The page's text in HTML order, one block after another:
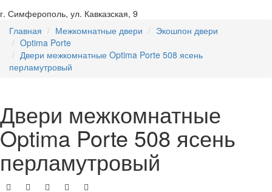
г. Симферополь, ул. Кавказская, 9
Главная
Межкомнатные двери
Экошпон двери
Optima Porte
Двери межкомнатные Optima Porte 508 ясень
перламутровый
Двери межкомнатные
Optima Porte 508 ясень
перламутровый